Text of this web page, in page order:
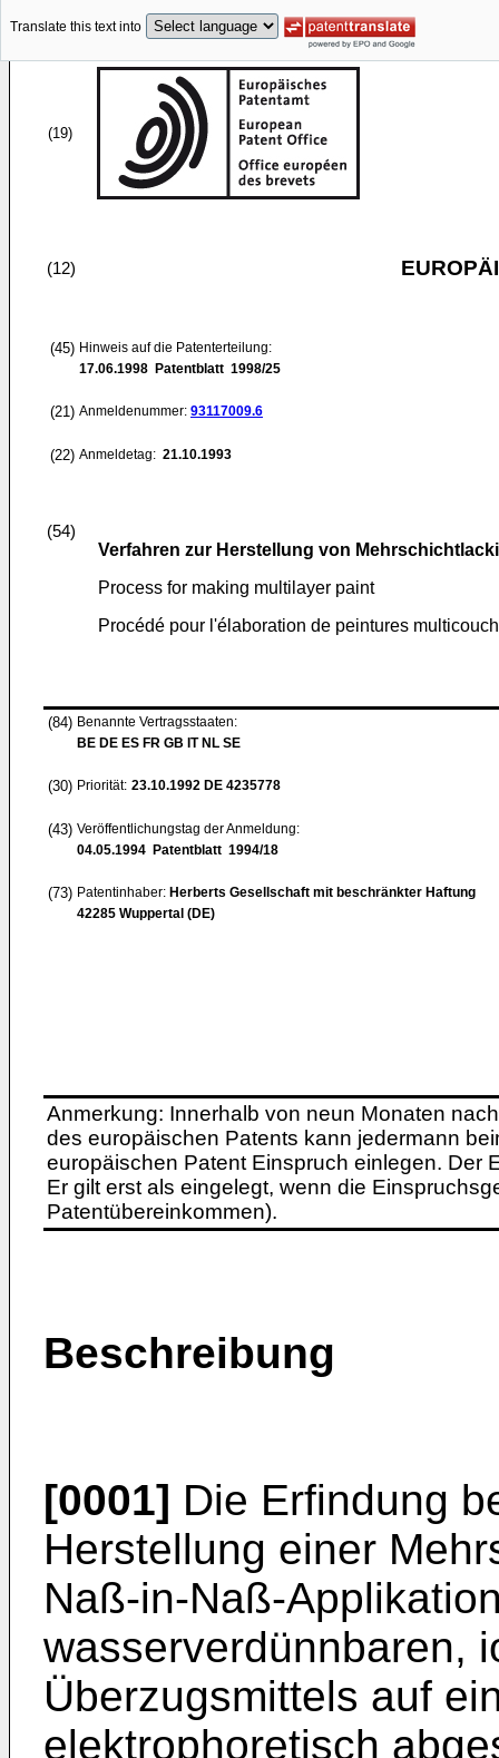
Translate this text into
(19)
(12)
(45) Hinweis auf die Patenterteilung:
17.06.1998 Patentblatt 1998/25
(21) Anmeldenummer: 93117009.6
(22) Anmeldetag: 21.10.1993
(54)
Verfahren zur Herstellung von
Process for making multilayer paint
Procédé pour l'élaboration de peintures
(84) Benannte Vertragsstaaten:
BE DE ES FR GB IT NL SE
(30) Priorität: 23.10.1992 DE 4235778
(43) Veröffentlichungstag der Anmeldung:
04.05.1994 Patentblatt 1994/18
(73) Patentinhaber: Herberts Gesellschaft mit beschränkter Haftung
42285 Wuppertal (DE)
Anmerkung: Innerhalb von neun Monaten
des europäischen Patents kann jedermann
europäischen Patent Einspruch einlegen. Der
Er gilt erst als eingelegt, wenn die
Patentübereinkommen).
Beschreibung
[0001] Die Erfindung
Herstellung einer
Naß-in-Naß-
wasserverdünnbaren,
Überzugsmittels auf
elektrophoretisch